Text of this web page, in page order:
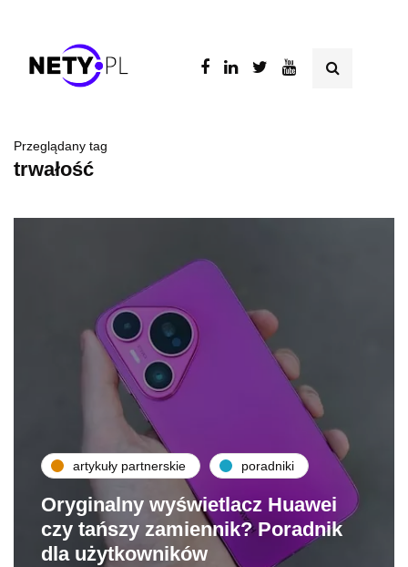
Przeglądany tag
trwałość
artykuły partnerskie poradniki
Oryginalny wyświetlacz Huawei
czy tańszy zamiennik? Poradnik
dla użytkowników